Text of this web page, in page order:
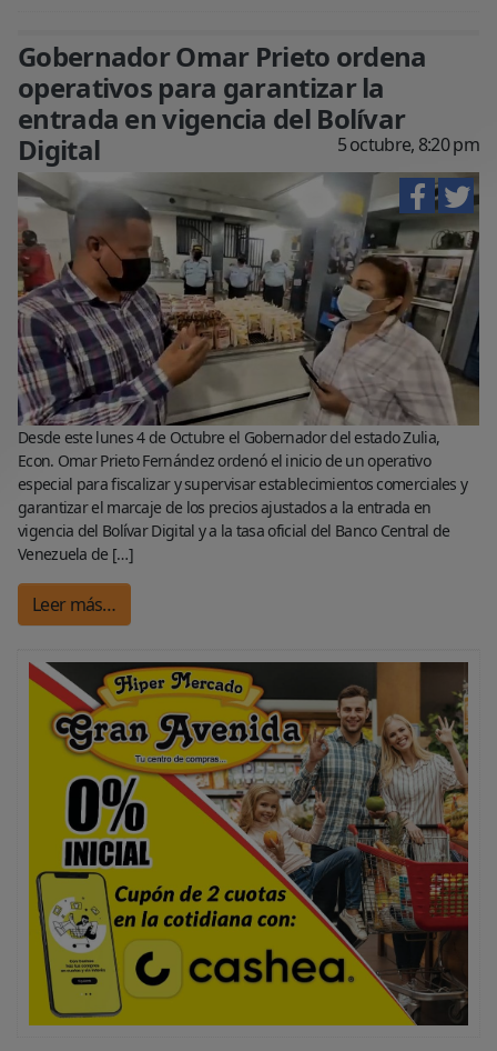
Gobernador Omar Prieto ordena
operativos para garantizar la
entrada en vigencia del Bolívar
Digital
5 octubre, 8:20 pm
Desde este lunes 4 de Octubre el Gobernador del estado Zulia,
Econ. Omar Prieto Fernández ordenó el inicio de un operativo
especial para fiscalizar y supervisar establecimientos comerciales y
garantizar el marcaje de los precios ajustados a la entrada en
vigencia del Bolívar Digital y a la tasa oficial del Banco Central de
Venezuela de […]
Leer más…